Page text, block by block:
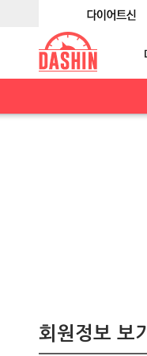
회원정보 보기